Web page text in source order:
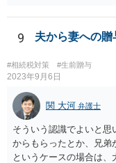
務があると思います。
れた方がよいと思い
すが、 判断能力があ
選任したのか 即ち、復
ると思います。
9 夫から妻への贈
#相続税対策 #生前贈与
2023年9月6日
関 大河 弁護士
そういう認識でよいと思
からもらったとか、兄弟
というケースの場合は、